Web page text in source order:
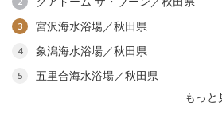
3 宮沢海水浴場／秋田県
4 象潟海水浴場／秋田県
5
五里合海水浴場／秋田県
もっと